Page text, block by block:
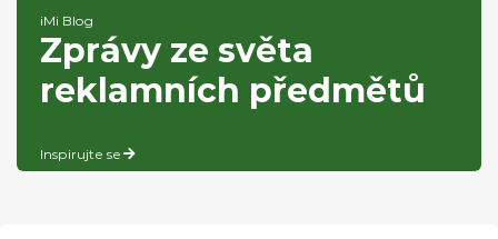
iMi Blog
Zprávy ze světa
reklamních předmětů
Inspirujte se